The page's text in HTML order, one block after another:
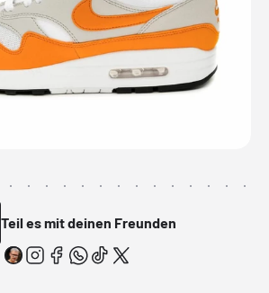
Teil es mit deinen Freunden